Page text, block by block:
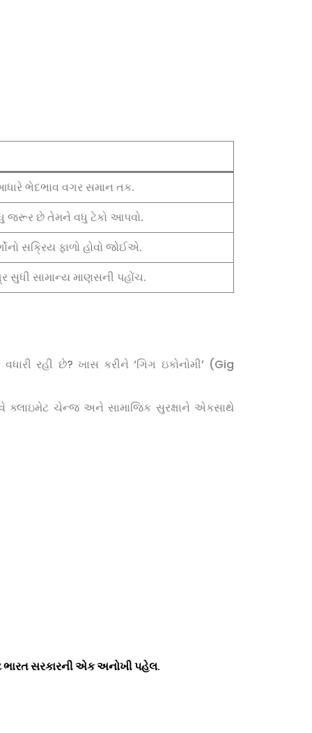
આધારે ભેદભાવ વગર સમાન તક.
જરૂર છે તેમને વધુ ટેકો આપવો.
સક્રિય ફાળો હોવો જોઈએ.
સુધી સામાન્ય માણસની પહોંચ.
રહી છે? ખાસ કરીને ‘ગિગ ઇકોનોમી’ (Gig
ચેન્જ અને સામાજિક સુરક્ષાને એકસાથે
ભારત સરકારની એક અનોખી પહેલ.